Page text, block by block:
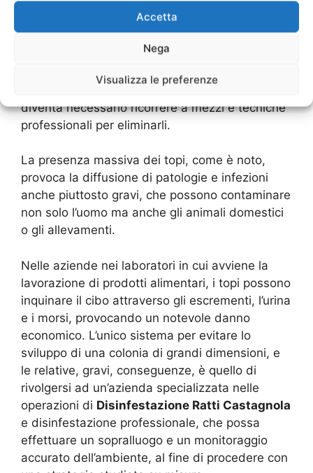
Accetta
Nega
Visualizza le preferenze
abbondante e diffusa di quanto si possa
immaginare.
Se la loro presenza dovesse svilupparsi fino a
diventare una vera e propria infestazione,
diventa necessario ricorrere a mezzi e tecniche
professionali per eliminarli.
La presenza massiva dei topi, come è noto,
provoca la diffusione di patologie e infezioni
anche piuttosto gravi, che possono contaminare
non solo l’uomo ma anche gli animali domestici
o gli allevamenti.
Nelle aziende nei laboratori in cui avviene la
lavorazione di prodotti alimentari, i topi possono
inquinare il cibo attraverso gli escrementi, l’urina
e i morsi, provocando un notevole danno
economico. L’unico sistema per evitare lo
sviluppo di una colonia di grandi dimensioni, e
le relative, gravi, conseguenze, è quello di
rivolgersi ad un’azienda specializzata nelle
operazioni di Disinfestazione Ratti Castagnola
e disinfestazione professionale, che possa
effettuare un sopralluogo e un monitoraggio
accurato dell’ambiente, al fine di procedere con